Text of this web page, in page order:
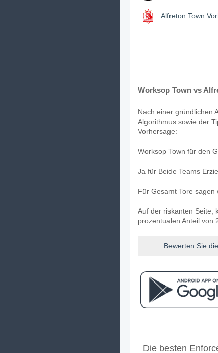
Alfreton Town
Worksop Town vs
Nach einer gründlichen
Algorithmus sowie der
Vorhersage:
Worksop Town für den
Ja für Beide Teams
Für Gesamt Tore
Auf der riskanten Seite,
prozentualen Anteil von
Bewerten Sie
Das Spiel zwischen
Die besten